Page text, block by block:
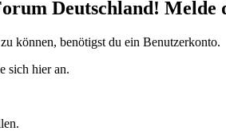
Deutschland! Melde
können, benötigst du ein Benutzerkonto.
sich hier an.